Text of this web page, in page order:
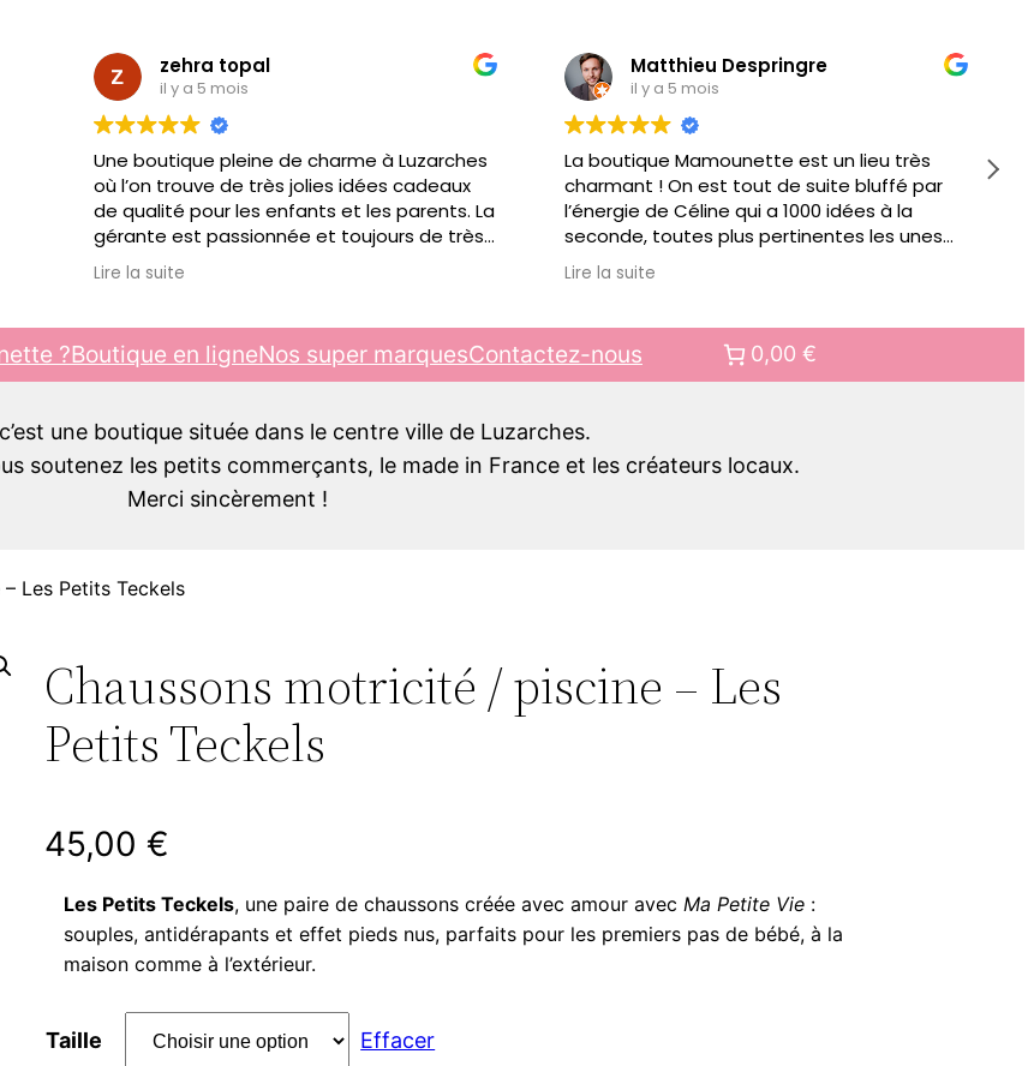
zehra topal
il y a 5 mois
Une boutique pleine de charme à Luzarches
où l’on trouve de très jolies idées cadeaux
de qualité pour les enfants et les parents. La
gérante est passionnée et toujours de très
bon conseil. C’est toujours un plaisir d’y
passer, je recommande !!!
Lire la suite
Matthieu Despringre
il y a 5 mois
La boutique Mamounette est un lieu très
charmant ! On est tout de suite bluffé par
l’énergie de Céline qui a 1000 idées à la
seconde, toutes plus pertinentes les unes
que les autres pour vous conseiller.
Au delà de jouets éducatifs ou autre objets
a des ateliers organisés régulièrement.
Bref bien + qu’une boutique, c’est aussi un
lieu de rencontre.. pour mes prochains
chez Mamounette !!
Lire la suite
?Boutique en ligneNos super marquesContactez-nous 0,00 €
une boutique située dans le centre ville de Luzarches.
soutenez les petits commerçants, le made in France et les créateurs locaux.
Merci sincèrement !
Les Petits Teckels
Chaussons motricité / piscine – Les
Petits Teckels
45,00 €
Les Petits Teckels, une paire de chaussons créée avec amour avec Ma Petite Vie :
souples, antidérapants et effet pieds nus, parfaits pour les premiers pas de bébé, à la
maison comme à l’extérieur.
Taille
Effacer